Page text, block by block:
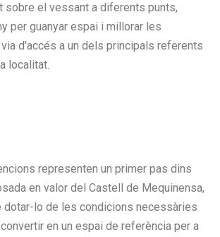
sobre el vessant a diferents punts,
per guanyar espai i millorar les
d'accés a un dels principals referents
localitat.
representen un primer pas dins
en valor del Castell de Mequinensa,
dotar-lo de les condicions necessàries
en un espai de referència per a